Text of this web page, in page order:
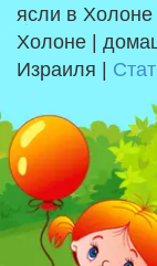
ясли в
Холоне |
Израиля |